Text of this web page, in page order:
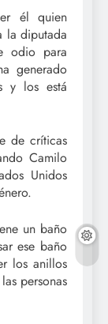
él quien
la diputada
odio para
generado
y los está
de críticas
Camilo
Unidos
un baño
ese baño
los anillos
personas